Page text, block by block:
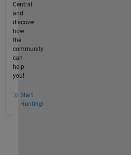
Central
and
discover
how
the
community
can
help
you!
Start
Hunting!